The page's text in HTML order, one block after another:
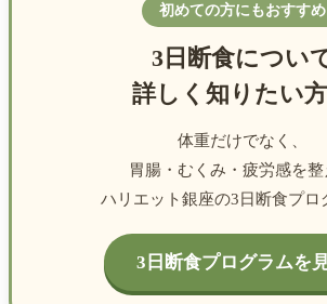
初めての方にもおすすめ
3日断食につい
詳しく知りたい
体重だけでなく、
胃腸・むくみ・疲労感を整
ハリエット銀座の3日断食プロ
3日断食プログラムを